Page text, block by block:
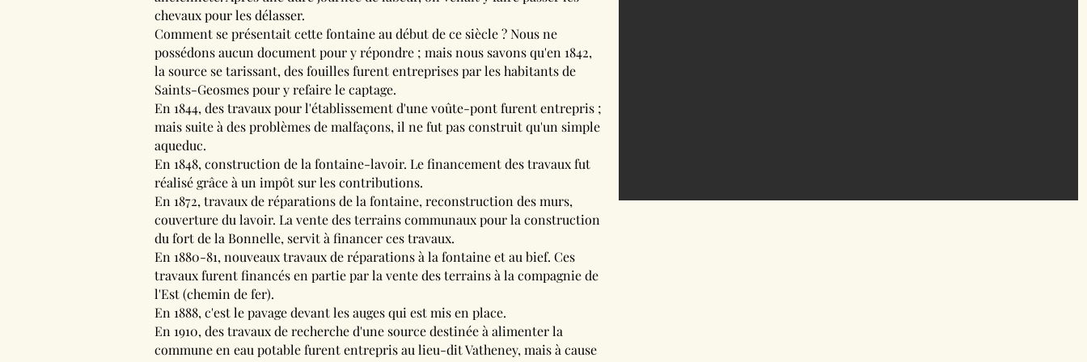
chevaux pour les délasser.
Comment se présentait cette fontaine au début de ce siècle ? Nous ne
possédons aucun document pour y répondre ; mais nous savons qu'en 1842,
la source se tarissant, des fouilles furent entreprises par les habitants de
Saints-Geosmes pour y refaire le captage.
En 1844, des travaux pour l'établissement d'une voûte-pont furent entrepris ;
mais suite à des problèmes de malfaçons, il ne fut pas construit qu'un simple
aqueduc.
En 1848, construction de la fontaine-lavoir. Le financement des travaux fut
réalisé grâce à un impôt sur les contributions.
En 1872, travaux de réparations de la fontaine, reconstruction des murs,
couverture du lavoir. La vente des terrains communaux pour la construction
du fort de la Bonnelle, servit à financer ces travaux.
En 1880-81, nouveaux travaux de réparations à la fontaine et au bief. Ces
travaux furent financés en partie par la vente des terrains à la compagnie de
l'Est (chemin de fer).
En 1888, c'est le pavage devant les auges qui est mis en place.
En 1910, des travaux de recherche d'une source destinée à alimenter la
commune en eau potable furent entrepris au lieu-dit Vatheney, mais à cause